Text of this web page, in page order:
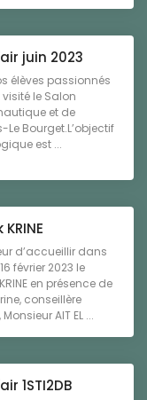
juin 2023
élèves passionnés
le Salon
et de
Le Bourget.L’objectif
est ...
d’accueillir dans
février 2023 le
en présence de
conseillère
AIT EL ...
1STI2DB